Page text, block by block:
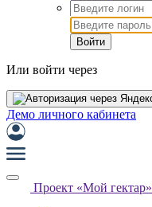
Войти
Или войти через
Демо личного кабинета
Проект «Мой гектар»